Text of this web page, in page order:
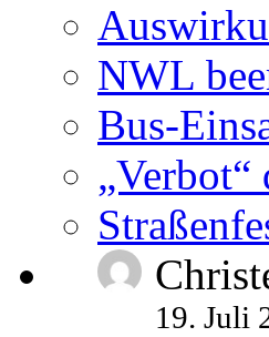
NWL
Bus-
„Verbot“
19. Juli